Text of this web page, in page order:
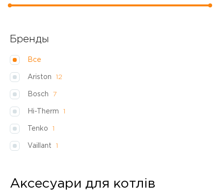
Бренды
Все
Ariston 12
Bosch 7
Hi-Therm 1
Tenko 1
Vaillant 1
Аксесуари для котлів